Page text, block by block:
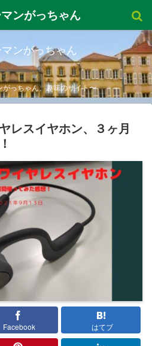
ンがっちゃん
がっちゃん、趣味のサイト〜
レスイヤホン、３ヶ月
Facebook はてブ
ンがっちゃん